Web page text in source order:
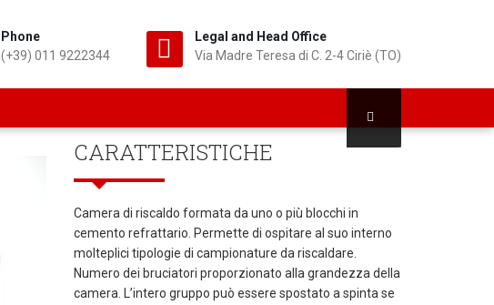
Phone
(+39) 011 9222344
Legal and Head Office
Via Madre Teresa di C. 2-4 Ciriè (TO)
CARATTERISTICHE
Camera di riscaldo formata da uno o più blocchi in
cemento refrattario. Permette di ospitare al suo interno
molteplici tipologie di campionature da riscaldare.
Numero dei bruciatori proporzionato alla grandezza della
camera. L’intero gruppo può essere spostato a spinta se